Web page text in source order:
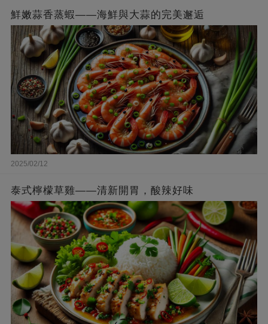
鮮嫩蒜香蒸蝦——海鮮與大蒜的完美邂逅
2025/02/12
泰式檸檬草雞——清新開胃，酸辣好味